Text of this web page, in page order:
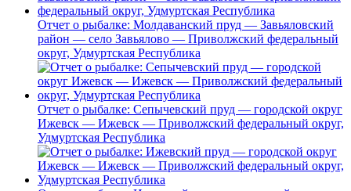
Отчет о рыбалке: Молдаванский пруд — Завьяловский
район — село Завьялово — Приволжский федеральный
округ, Удмуртская Республика
Отчет о рыбалке: Сепычевский пруд — городской округ
Ижевск — Ижевск — Приволжский федеральный округ,
Удмуртская Республика